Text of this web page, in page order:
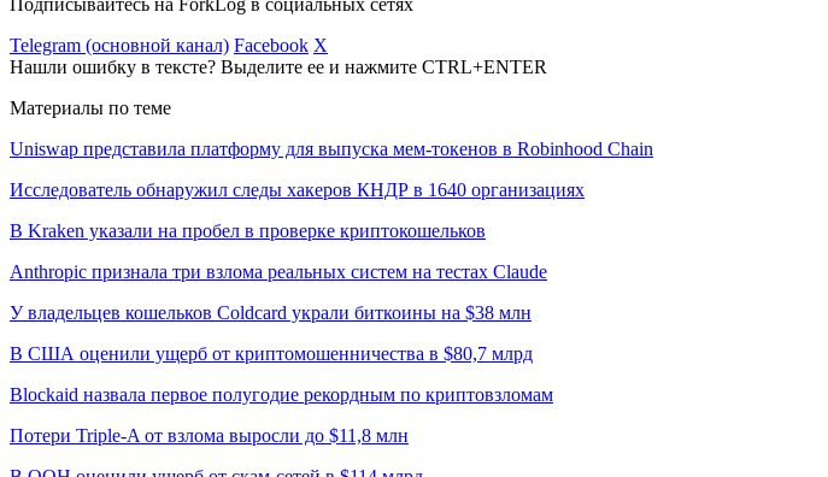
Telegram (основной канал) Facebook X
Нашли ошибку в тексте? Выделите ее и нажмите CTRL+ENTER
Материалы по теме
Uniswap представила платформу для выпуска мем-токенов в Robinhood Chain
Исследователь обнаружил следы хакеров КНДР в 1640 организациях
В Kraken указали на пробел в проверке криптокошельков
Anthropic признала три взлома реальных систем на тестах Claude
У владельцев кошельков Coldcard украли биткоины на $38 млн
В США оценили ущерб от криптомошенничества в $80,7 млрд
Blockaid назвала первое полугодие рекордным по криптовзломам
Потери Triple-A от взлома выросли до $11,8 млн